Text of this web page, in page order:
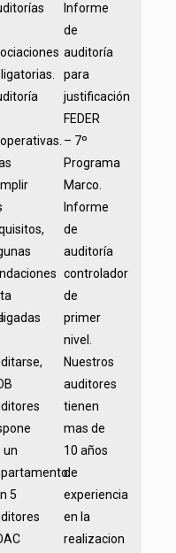
un
5
Informe
de
auditoría
para
justificación
FEDER
– 7º
Programa
Marco.
Informe
de
auditoría
controlador
de
primer
nivel.
Nuestros
auditores
tienen
mas de
10 años
de
experiencia
en la
realizacion